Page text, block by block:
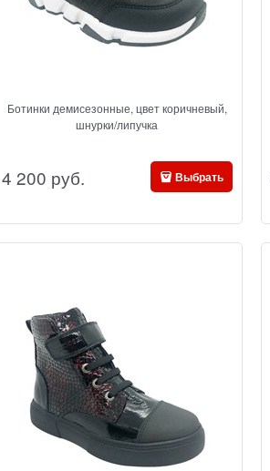
Ботинки демисезонные, цвет коричневый,
шнурки/липучка
4 200 руб. Выбрать